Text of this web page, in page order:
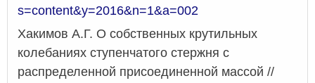
s=content&y=2016&n=1&a=002
Хакимов А.Г. О собственных крутильных
колебаниях ступенчатого стержня с
распределенной присоединенной массой //